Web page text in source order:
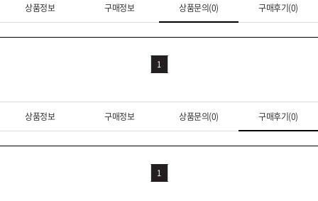
상품정보 구매정보 상품문의(0) 구매후기(0)
1
상품정보 구매정보 상품문의(0) 구매후기(0)
1